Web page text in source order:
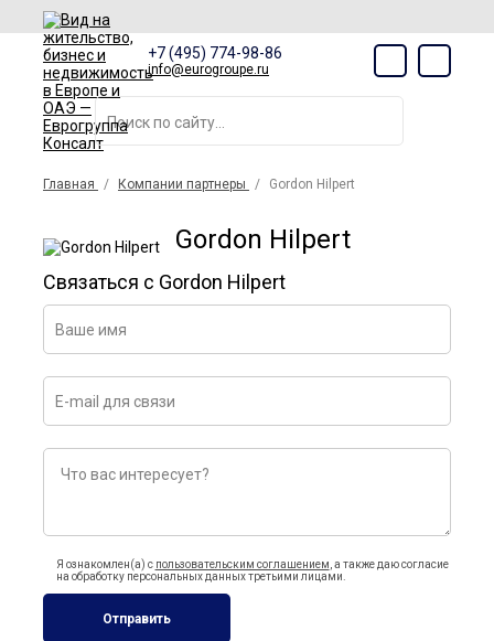
+7 (495) 774-98-86
info@eurogroupe.ru
Главная Компании партнеры Gordon Hilpert
Gordon Hilpert
Связаться с Gordon Hilpert
Я ознакомлен(а) с пользовательским соглашением , а также даю согласие
на обработку персональных данных третьими лицами.
Отправить